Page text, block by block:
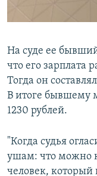
На суде ее
что его
Тогда он
В итоге бывшему
1230 рублей.
"Когда судья
ушам: что можно
человек, который